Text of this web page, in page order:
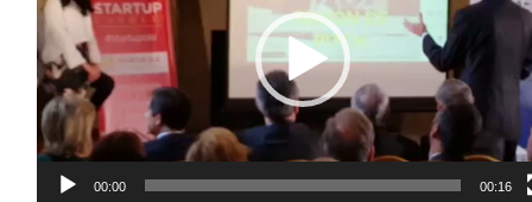
00:00 00:16